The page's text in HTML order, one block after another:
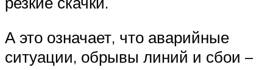
А это означает, что аварийные
ситуации, обрывы линий и сбои –